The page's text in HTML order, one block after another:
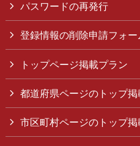
パスワードの再発行
登録情報の削除申請フォー
トップページ掲載プラン
都道府県ページのトップ掲
市区町村ページのトップ掲